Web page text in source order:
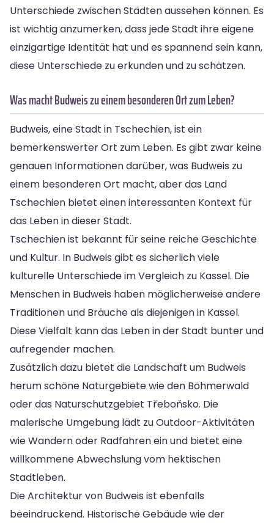
Unterschiede zwischen Städten aussehen können. Es
ist wichtig anzumerken, dass jede Stadt ihre eigene
einzigartige Identität hat und es spannend sein kann,
diese Unterschiede zu erkunden und zu schätzen.
Was macht Budweis zu einem besonderen Ort zum Leben?
Budweis, eine Stadt in Tschechien, ist ein
bemerkenswerter Ort zum Leben. Es gibt zwar keine
genauen Informationen darüber, was Budweis zu
einem besonderen Ort macht, aber das Land
Tschechien bietet einen interessanten Kontext für
das Leben in dieser Stadt.
Tschechien ist bekannt für seine reiche Geschichte
und Kultur. In Budweis gibt es sicherlich viele
kulturelle Unterschiede im Vergleich zu Kassel. Die
Menschen in Budweis haben möglicherweise andere
Traditionen und Bräuche als diejenigen in Kassel.
Diese Vielfalt kann das Leben in der Stadt bunter und
aufregender machen.
Zusätzlich dazu bietet die Landschaft um Budweis
herum schöne Naturgebiete wie den Böhmerwald
oder das Naturschutzgebiet Třeboňsko. Die
malerische Umgebung lädt zu Outdoor-Aktivitäten
wie Wandern oder Radfahren ein und bietet eine
willkommene Abwechslung vom hektischen
Stadtleben.
Die Architektur von Budweis ist ebenfalls
beeindruckend. Historische Gebäude wie der